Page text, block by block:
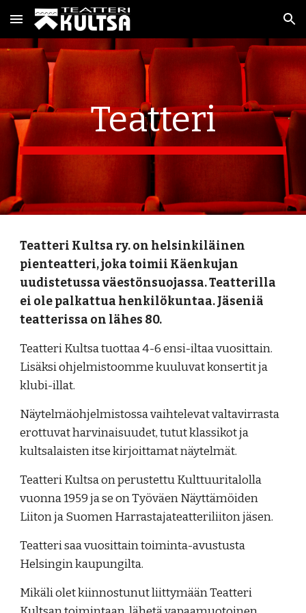
Skip to main content Skip to navigation
Teatteri
Teatteri Kultsa ry. on helsinkiläinen
pienteatteri, joka toimii Käenkujan
uudistetussa väestönsuojassa. Teatterilla
ei ole palkattua henkilökuntaa. Jäseniä
teatterissa on lähes 80.
Teatteri Kultsa tuottaa 4-6 ensi-iltaa vuosittain.
Lisäksi ohjelmistoomme kuuluvat konsertit ja
klubi-illat.
Näytelmäohjelmistossa vaihtelevat valtavirrasta
erottuvat harvinaisuudet, tutut klassikot ja
kultsalaisten itse kirjoittamat näytelmät.
Teatteri Kultsa on perustettu Kulttuuritalolla
vuonna 1959 ja se on Työväen Näyttämöiden
Liiton ja Suomen Harrastajateatteriliiton jäsen.
Teatteri saa vuosittain toiminta-avustusta
Helsingin kaupungilta.
Mikäli olet kiinnostunut liittymään Teatteri